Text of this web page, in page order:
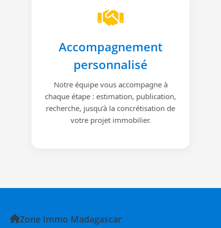
Accompagnement
personnalisé
Notre équipe vous accompagne à
chaque étape : estimation, publication,
recherche, jusqu’à la concrétisation de
votre projet immobilier.
Zone Immo Madagascar